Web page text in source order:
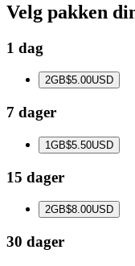
Velg pakken
1 dag
2GB$5.00USD
7 dager
1 GB$5.50USD
15 dager
2GB$8.00USD
30 dager